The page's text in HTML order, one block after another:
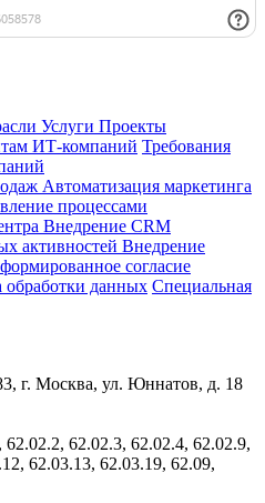
Услуги Проекты
ИТ-компаний Требования
Автоматизация маркетинга
процессами
Внедрение CRM
активностей Внедрение
согласие
обработки данных Специальная
г. Москва, ул. Юннатов, д. 18
62.02.3, 62.02.4, 62.02.9,
62.03.13, 62.03.19, 62.09,